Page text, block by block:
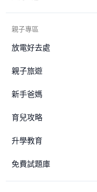
親子專區
放電好去處
親子旅遊
新手爸媽
育兒攻略
升學教育
免費試題庫